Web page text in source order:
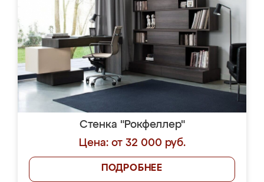
Стенка "Рокфеллер"
Цена: от 32 000 руб.
ПОДРОБНЕЕ